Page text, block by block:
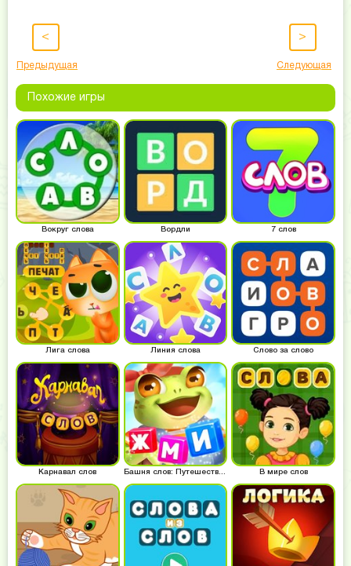
<
Предыдущая
>
Следующая
Похожие игры
Вокруг слова Вордли 7 слов
Лига слова Линия слова Слово за слово
Карнавал слов Башня слов: Путешествие лягушки В мире слов